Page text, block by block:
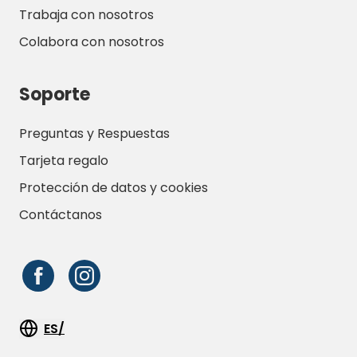
Trabaja con nosotros
Colabora con nosotros
Soporte
Preguntas y Respuestas
Tarjeta regalo
Protección de datos y cookies
Contáctanos
ES/